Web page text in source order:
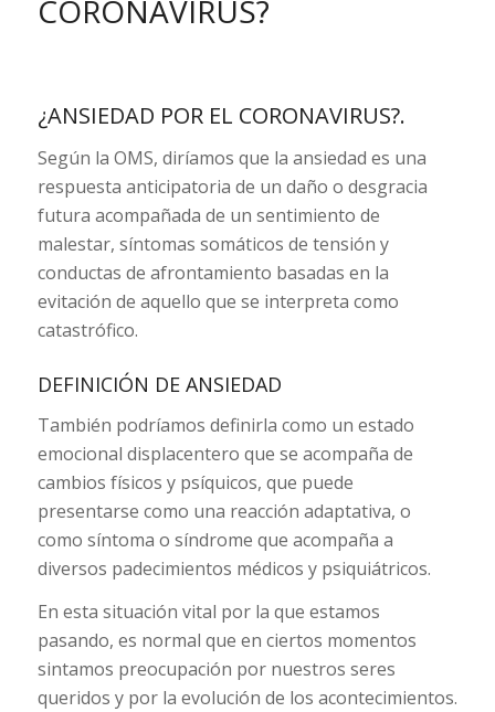
CORONAVIRUS?
¿ANSIEDAD POR EL CORONAVIRUS?.
Según la OMS, diríamos que la ansiedad es una
respuesta anticipatoria de un daño o desgracia
futura acompañada de un sentimiento de
malestar, síntomas somáticos de tensión y
conductas de afrontamiento basadas en la
evitación de aquello que se interpreta como
catastrófico.
DEFINICIÓN DE ANSIEDAD
También podríamos definirla como un estado
emocional displacentero que se acompaña de
cambios físicos y psíquicos, que puede
presentarse como una reacción adaptativa, o
como síntoma o síndrome que acompaña a
diversos padecimientos médicos y psiquiátricos.
En esta situación vital por la que estamos
pasando, es normal que en ciertos momentos
sintamos preocupación por nuestros seres
queridos y por la evolución de los acontecimientos.